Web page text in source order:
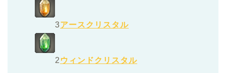
3アースクリスタル
2 ウィンドクリスタル